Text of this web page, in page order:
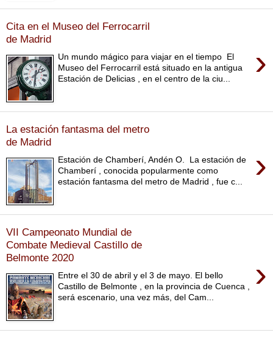
Cita en el Museo del Ferrocarril
de Madrid
›
Un mundo mágico para viajar en el tiempo El
Museo del Ferrocarril está situado en la antigua
Estación de Delicias , en el centro de la ciu...
La estación fantasma del metro
de Madrid
›
Estación de Chamberí, Andén O. La estación de
Chamberí , conocida popularmente como
estación fantasma del metro de Madrid , fue c...
VII Campeonato Mundial de
Combate Medieval Castillo de
Belmonte 2020
›
Entre el 30 de abril y el 3 de mayo. El bello
Castillo de Belmonte , en la provincia de Cuenca ,
será escenario, una vez más, del Cam...